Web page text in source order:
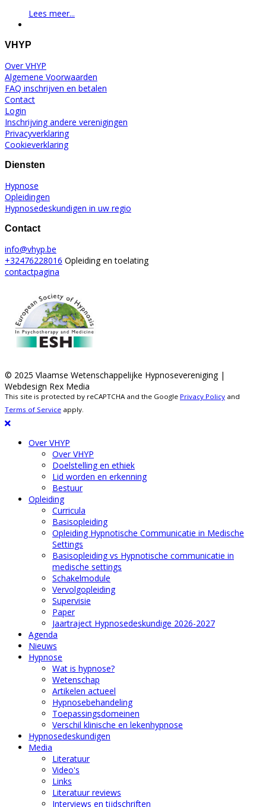
Lees meer...
VHYP
Over VHYP
Algemene Voorwaarden
FAQ inschrijven en betalen
Contact
Login
Inschrijving andere verenigingen
Privacyverklaring
Cookieverklaring
Diensten
Hypnose
Opleidingen
Hypnosedeskundigen in uw regio
Contact
info@vhyp.be
+32476228016 Opleiding en toelating
contactpagina
© 2025 Vlaamse Wetenschappelijke Hypnosevereniging |
Webdesign Rex Media
This site is protected by reCAPTCHA and the Google Privacy Policy and
Terms of Service apply.
Over VHYP
Over VHYP
Doelstelling en ethiek
Lid worden en erkenning
Bestuur
Opleiding
Curricula
Basisopleiding
Opleiding Hypnotische Communicatie in Medische
Settings
Basisopleiding vs Hypnotische communicatie in
medische settings
Schakelmodule
Vervolgopleiding
Supervisie
Paper
Jaartraject Hypnosedeskundige 2026-2027
Agenda
Nieuws
Hypnose
Wat is hypnose?
Wetenschap
Artikelen actueel
Hypnosebehandeling
Toepassingsdomeinen
Verschil klinische en lekenhypnose
Hypnosedeskundigen
Media
Literatuur
Video's
Links
Literatuur reviews
Interviews en tijdschriften